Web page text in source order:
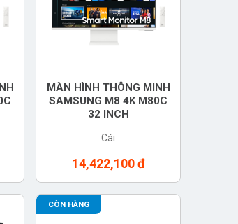
MÀN HÌNH THÔNG MINH
SAMSUNG M8 4K M80C
32 INCH
Cái
14,422,100đ
CÒN HÀNG